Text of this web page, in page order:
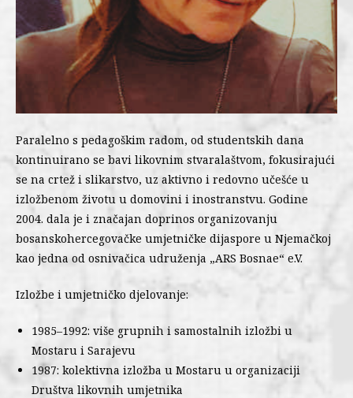
Paralelno s pedagoškim radom, od studentskih dana
kontinuirano se bavi likovnim stvaralaštvom, fokusirajući
se na crtež i slikarstvo, uz aktivno i redovno učešće u
izložbenom životu u domovini i inostranstvu. Godine
2004. dala je i značajan doprinos organizovanju
bosanskohercegovačke umjetničke dijaspore u Njemačkoj
kao jedna od osnivačica udruženja „ARS Bosnae“ e.V.
Izložbe i umjetničko djelovanje:
1985–1992: više grupnih i samostalnih izložbi u
Mostaru i Sarajevu
1987: kolektivna izložba u Mostaru u organizaciji
Društva likovnih umjetnika